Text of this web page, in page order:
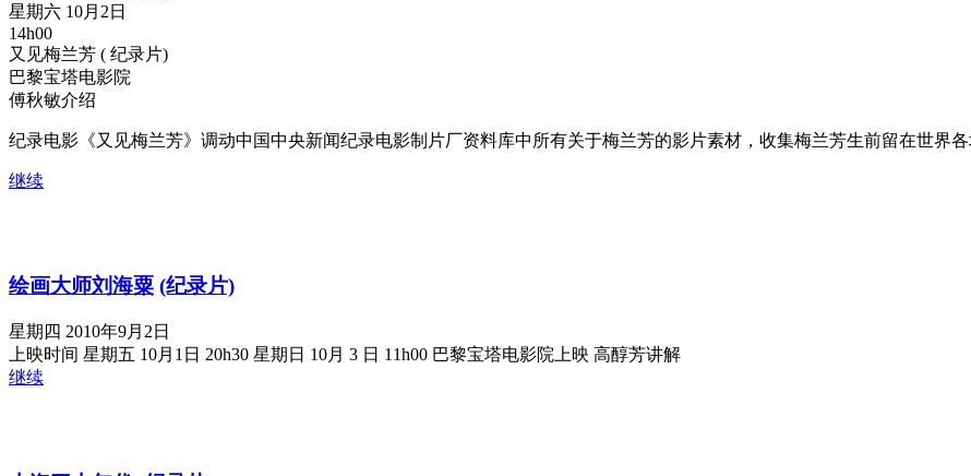
星期六 10月2日
14h00
又见梅兰芳 ( 纪录片)
巴黎宝塔电影院
傅秋敏介绍
纪录电影《又见梅兰芳》调动中国中央新闻纪录电影制片厂资料库中所有关于梅兰芳的影片素材，收集梅兰芳生前留在世界
继续
绘画大师刘海粟 (纪录片)
星期四 2010年9月2日
上映时间 星期五 10月1日 20h30 星期日 10月 3 日 11h00 巴黎宝塔电影院上映 高醇芳讲解
继续